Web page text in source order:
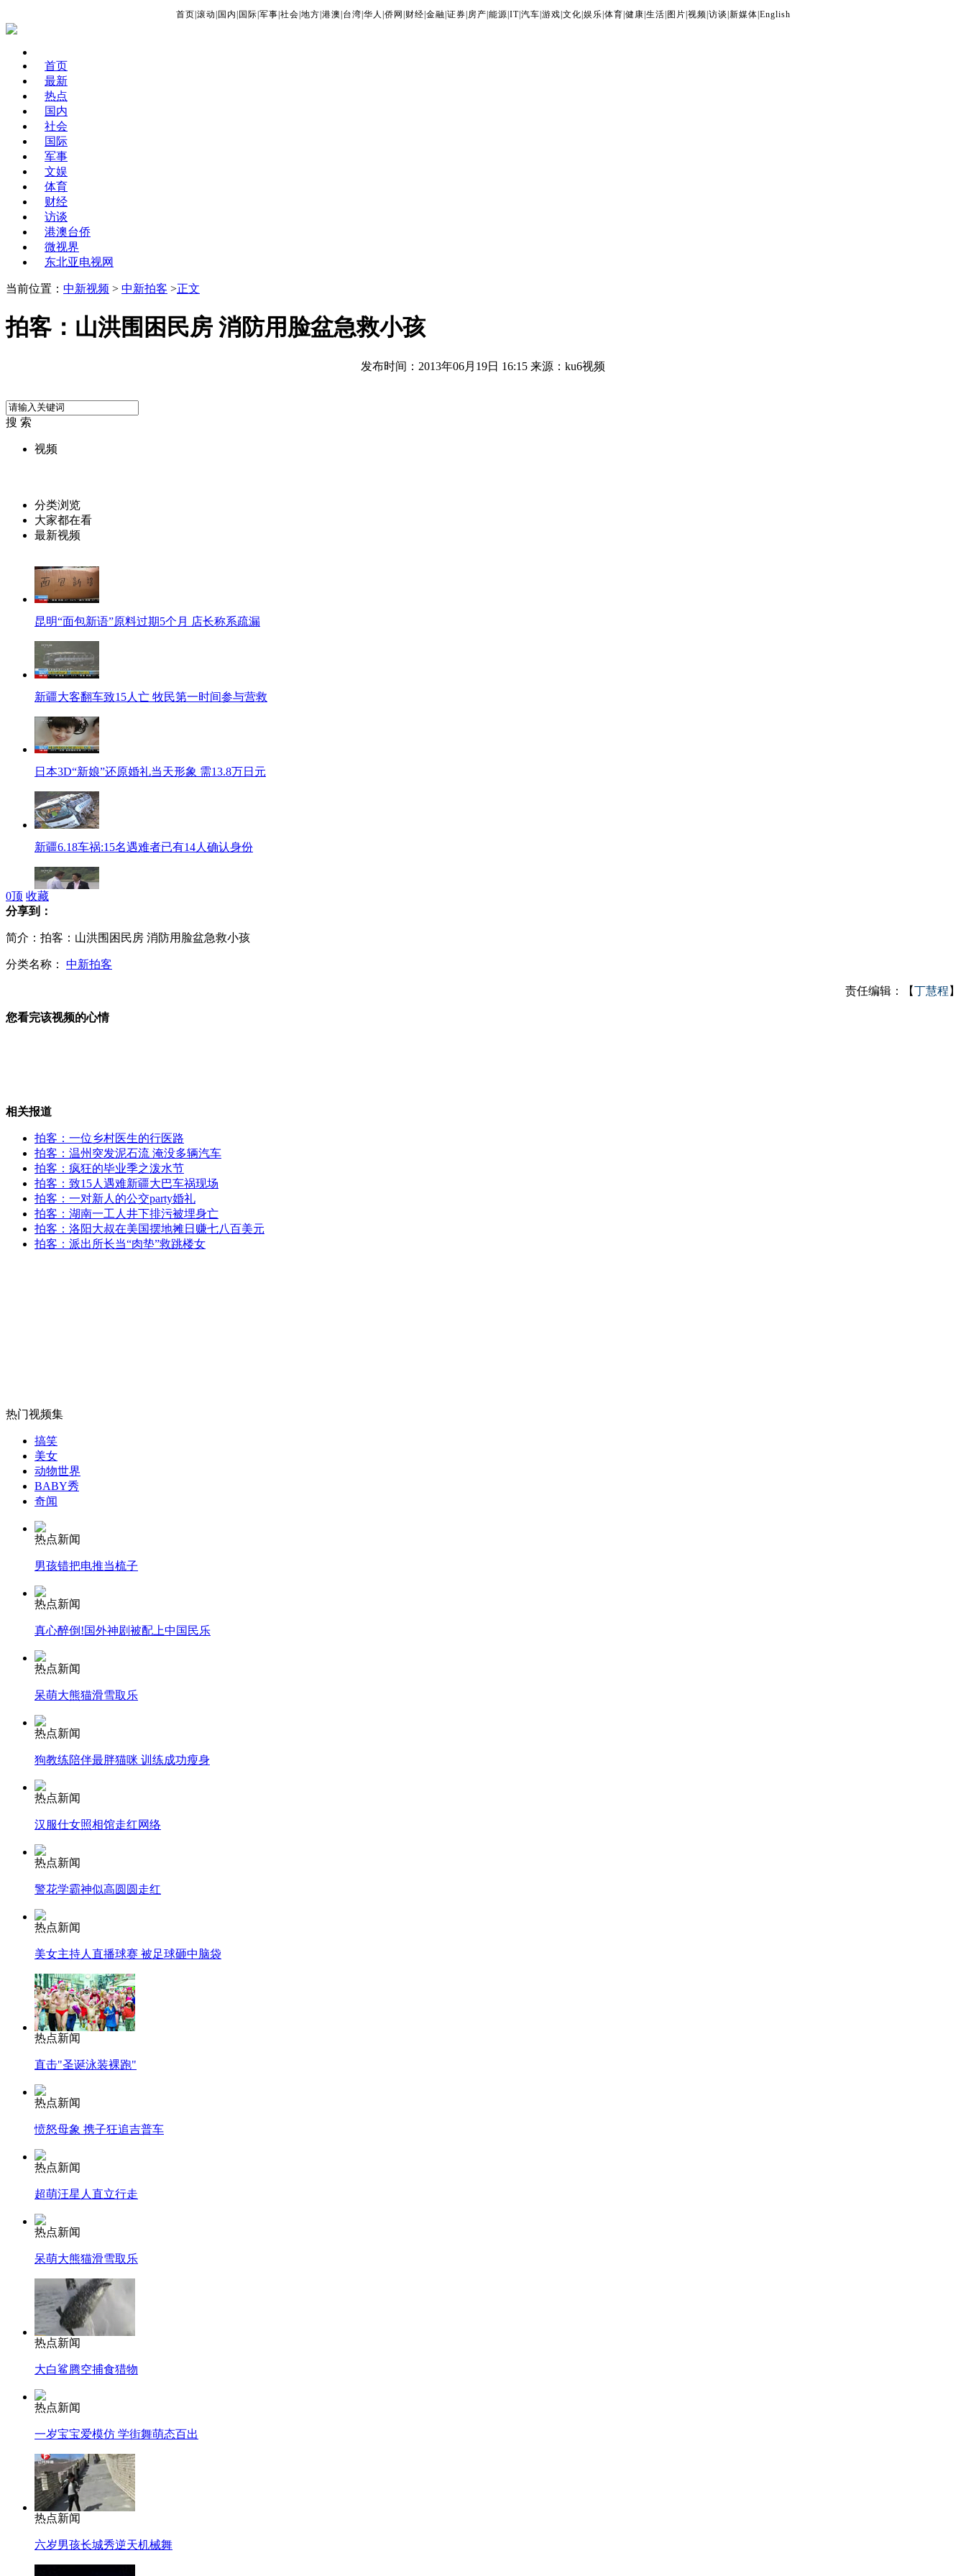
首页 滚动 国内 国际 军事 社会 地方 港澳 台湾 华人 侨网 财经 金融 证券 房产 能源 IT| 汽车 游戏 文化 娱乐 体育 健康 生活 图片 视频 访谈 新媒体 English
首页
最新
热点
国内
社会
国际
军事
文娱
体育
财经
访谈
港澳台侨
微视界
东北亚电视网
当前位置： 中新视频 > 中新拍客 >正文
拍客：山洪围困民房 消防用脸盆急救小孩
发布时间：2013年06月19日 16:15 来源：ku6视频
搜 索
视频
分类浏览
大家都在看
最新视频
昆明“面包新语”原料过期5个月 店长称系疏漏
新疆大客翻车致15人亡 牧民第一时间参与营救
日本3D“新娘”还原婚礼当天形象 需13.8万日元
新疆6.18车祸:15名遇难者已有14人确认身份
暗访"注水牛":一头多赚千元 掺入牛血卖相新鲜
俄罗斯苏-35战机首秀巴黎航展 技惊四座
女孩北京地铁殴打老人 痛下狠手拳打脚踢
无痛分娩是否安全 医生回应
外交部：反对强权政治霸凌主义
外交部：有关国家言论片面不公正
走！跟着总书记去植树
纽约上演“枕头大战”
0顶 收藏
分享到：
简介：拍客：山洪围困民房 消防用脸盆急救小孩
分类名称： 中新拍客
责任编辑：【丁慧程 】
您看完该视频的心情
相关报道
拍客：一位乡村医生的行医路
拍客：温州突发泥石流 淹没多辆汽车
拍客：疯狂的毕业季之泼水节
拍客：致15人遇难新疆大巴车祸现场
拍客：一对新人的公交party婚礼
拍客：湖南一工人井下排污被埋身亡
拍客：洛阳大叔在美国摆地摊日赚七八百美元
拍客：派出所长当“肉垫”救跳楼女
热门视频集
搞笑
美女
动物世界
BABY秀
奇闻
热点新闻
男孩错把电推当梳子
热点新闻
真心醉倒!国外神剧被配上中国民乐
热点新闻
呆萌大熊猫滑雪取乐
热点新闻
狗教练陪伴最胖猫咪 训练成功瘦身
热点新闻
汉服仕女照相馆走红网络
热点新闻
警花学霸神似高圆圆走红
热点新闻
美女主持人直播球赛 被足球砸中脑袋
热点新闻
直击"圣诞泳装裸跑"
热点新闻
愤怒母象 携子狂追吉普车
热点新闻
超萌汪星人直立行走
热点新闻
呆萌大熊猫滑雪取乐
热点新闻
大白鲨腾空捕食猎物
热点新闻
一岁宝宝爱模仿 学街舞萌态百出
热点新闻
六岁男孩长城秀逆天机械舞